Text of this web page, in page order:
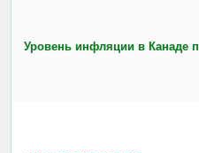
Уровень инфляции в Канаде